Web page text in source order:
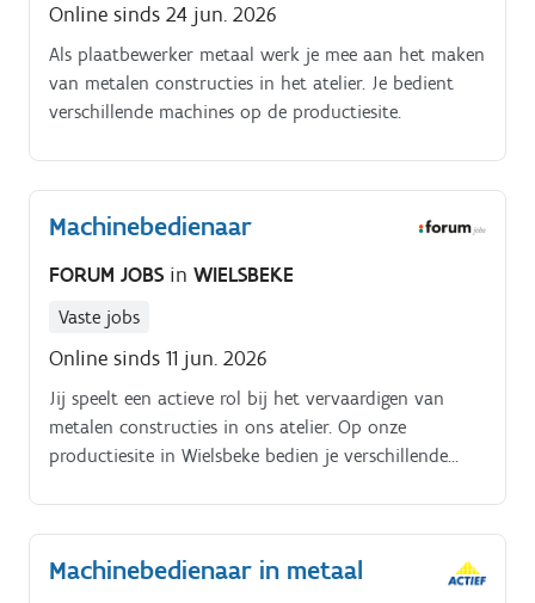
Online sinds 24 jun. 2026
Als plaatbewerker metaal werk je mee aan het maken
van metalen constructies in het atelier. Je bedient
verschillende machines op de productiesite.
Machinebedienaar
FORUM JOBS in WIELSBEKE
Vaste jobs
Online sinds 11 jun. 2026
Jij speelt een actieve rol bij het vervaardigen van
metalen constructies in ons atelier. Op onze
productiesite in Wielsbeke bedien je verschillende
Machinebedienaar in metaal